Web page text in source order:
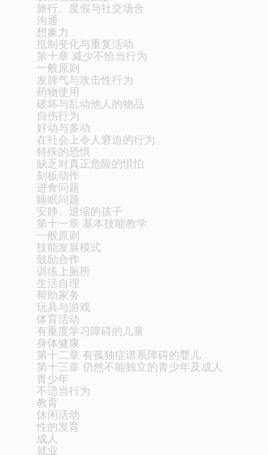
旅行、度假与社交场合
沟通
想象力
抵制变化与重复活动
第十章 减少不恰当行为
一般原则
发脾气与攻击性行为
药物使用
破坏与乱动他人的物品
自伤行为
好动与多动
在社会上令人窘迫的行为
特殊的恐惧
缺乏对真正危险的惧怕
刻板动作
进食问题
睡眠问题
安静、退缩的孩子
第十一章 基本技能教学
一般原则
技能发展模式
鼓励合作
训练上厕所
生活自理
帮助家务
玩具与游戏
体育活动
有重度学习障碍的儿童
身体健康
第十二章 有孤独症谱系障碍的婴儿
第十三章 仍然不能独立的青少年及成人
青少年
不适当行为
教育
休闲活动
性的发育
成人
就业